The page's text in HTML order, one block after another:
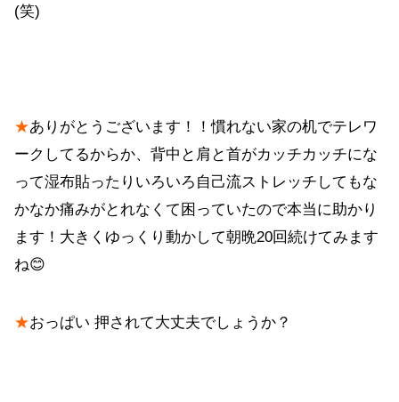
(笑)
★ありがとうございます！！慣れない家の机でテレワ
ークしてるからか、背中と肩と首がカッチカッチにな
って湿布貼ったりいろいろ自己流ストレッチしてもな
かなか痛みがとれなくて困っていたので本当に助かり
ます！大きくゆっくり動かして朝晩20回続けてみます
ね😊
★おっぱい 押されて大丈夫でしょうか？